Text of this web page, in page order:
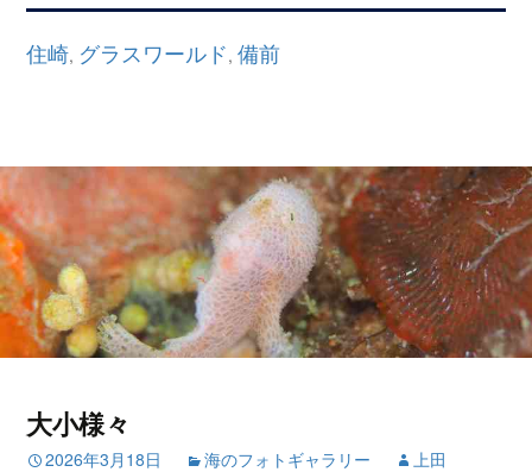
住崎, グラスワールド,備前
大小様々
2026年3月18日 海のフォトギャラリー 上田